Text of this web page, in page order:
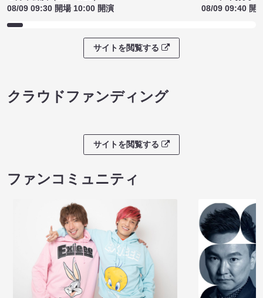
08/09 09:30 開場 10:00 開演
08/09 09:40 開
サイトを閲覧する
クラウドファンディング
サイトを閲覧する
ファンコミュニティ